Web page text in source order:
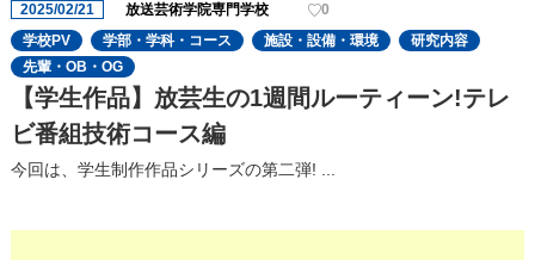
2025/02/21 放送芸術学院専門学校
0
学校PV
学部・学科・コース 施設・設備・環境
研究内容
先輩・OB・OG
【学生作品】放芸生の1週間ルーティーン!テレ
ビ番組技術コース編
今回は、学生制作作品シリーズの第二弾! ...